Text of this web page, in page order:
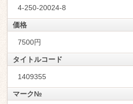
4-250-20024-8
価格
7500円
タイトルコード
1409355
マーク№